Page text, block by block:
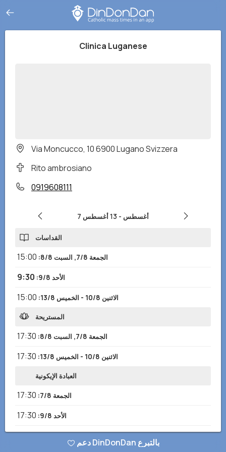
Clinica Luganese
Via Moncucco, 10 6900 Lugano Svizzera
Rito ambrosiano
0919608111
7 أغسطس - 13 أغسطس
القداسات
الجمعة 7/8, السبت 8/8 :
15:00
الأحد 9/8 :
9:30
الاثنين 10/8 - الخميس 13/8 :
15:00
المستريحة
الجمعة 7/8, السبت 8/8 :
17:30
الاثنين 10/8 - الخميس 13/8 :
17:30
العبادة الإيكونية
الجمعة 7/8 :
17:30
الأحد 9/8 :
17:30
الخميس 13/8 :
17:30
دعم DinDonDan بالتبرع